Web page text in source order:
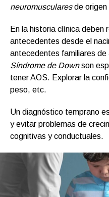
neuromuscularesde
En la historia clínica deben
antecedentes desde el
antecedentes familiares de
Síndrome de Downson
tener AOS. Explorar la
peso, etc.
Un diagnóstico temprano
y evitar problemas de
cognitivas y conductuales.